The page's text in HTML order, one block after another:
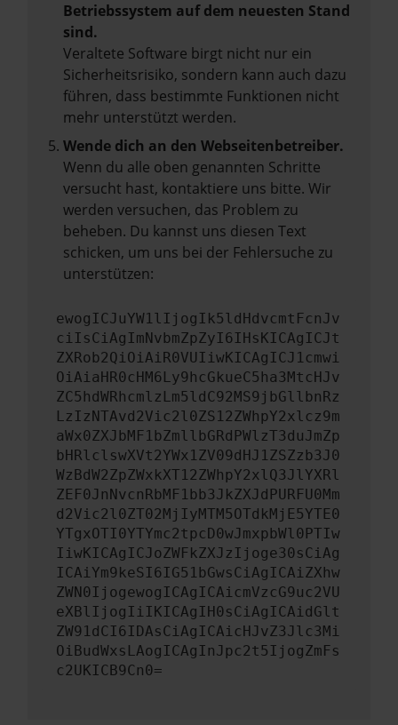
Betriebssystem auf dem neuesten Stand
sind.
Veraltete Software birgt nicht nur ein
Sicherheitsrisiko, sondern kann auch dazu
führen, dass bestimmte Funktionen nicht
mehr unterstützt werden.
Wende dich an den Webseitenbetreiber.
Wenn du alle oben genannten Schritte
versucht hast, kontaktiere uns bitte. Wir
werden versuchen, das Problem zu
beheben. Du kannst uns diesen Text
schicken, um uns bei der Fehlersuche zu
unterstützen:
ewogICJuYW1lIjogIk5ldHdvcmtFcnJv
ciIsCiAgImNvbmZpZyI6IHsKICAgICJt
ZXRob2QiOiAiR0VUIiwKICAgICJ1cmwi
OiAiaHR0cHM6Ly9hcGkueC5ha3MtcHJv
ZC5hdWRhcmlzLm5ldC92MS9jbGllbnRz
LzIzNTAvd2Vic2l0ZS12ZWhpY2xlcz9m
aWx0ZXJbMF1bZmllbGRdPWlzT3duJmZp
bHRlclswXVt2YWx1ZV09dHJ1ZSZzb3J0
WzBdW2ZpZWxkXT12ZWhpY2xlQ3JlYXRl
ZEF0JnNvcnRbMF1bb3JkZXJdPURFU0Mm
d2Vic2l0ZT02MjIyMTM5OTdkMjE5YTE0
YTgxOTI0YTYmc2tpcD0wJmxpbWl0PTIw
IiwKICAgICJoZWFkZXJzIjoge30sCiAg
ICAiYm9keSI6IG51bGwsCiAgICAiZXhw
ZWN0IjogewogICAgICAicmVzcG9uc2VU
eXBlIjogIiIKICAgIH0sCiAgICAidGlt
ZW91dCI6IDAsCiAgICAicHJvZ3Jlc3Mi
OiBudWxsLAogICAgInJpc2t5IjogZmFs
c2UKICB9Cn0=